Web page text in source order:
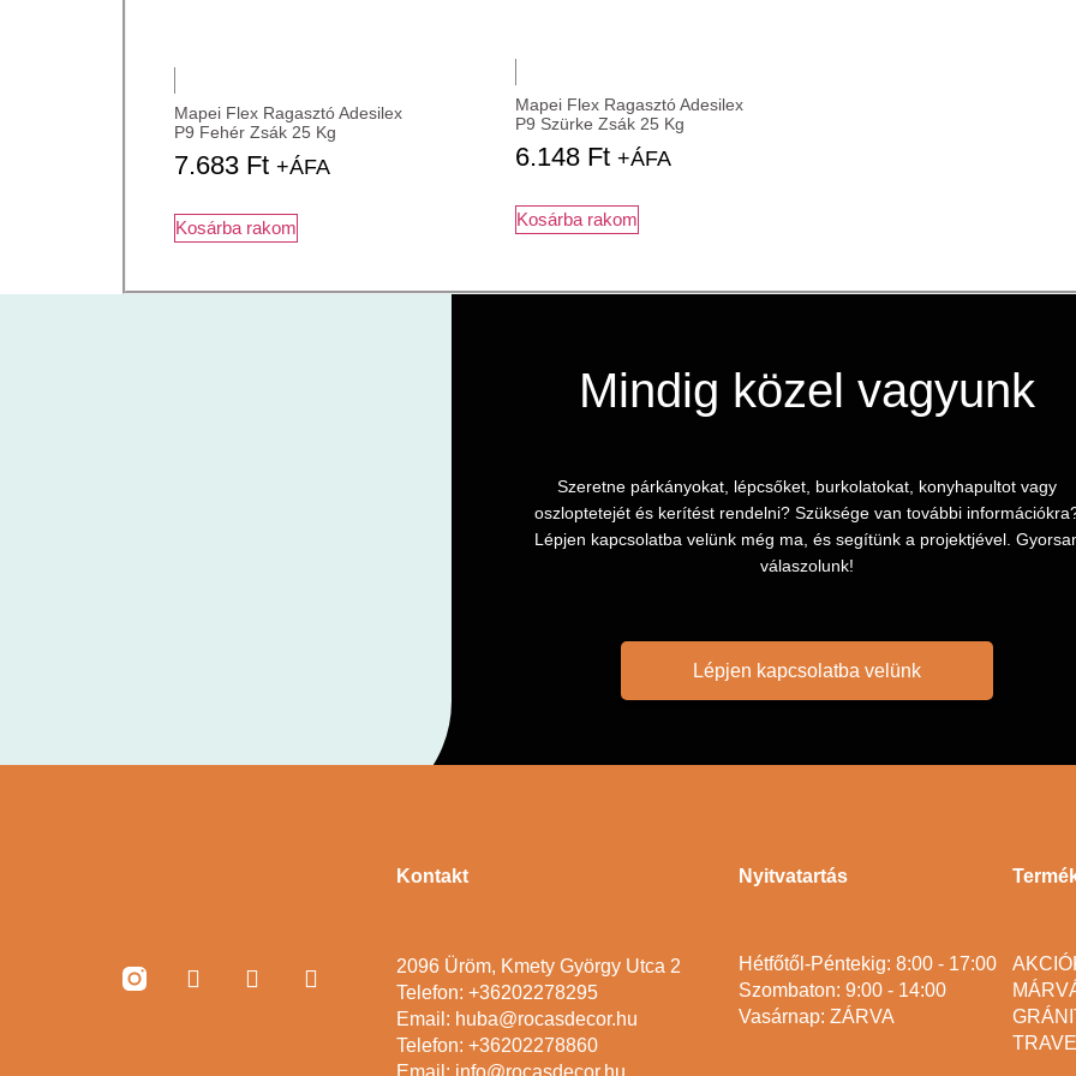
Mapei Flex Ragasztó Adesilex
P9 Fehér Zsák 25 Kg
7.683 Ft +ÁFA
Kosárba rakom
Mapei Flex Ragasztó Adesilex
P9 Szürke Zsák 25 Kg
6.148 Ft +ÁFA
Kosárba rakom
Mindig közel vagyunk
Szeretne párkányokat, lépcsőket, burkolatokat, konyhapultot vagy
oszloptetejét és kerítést rendelni? Szüksége van további
Lépjen kapcsolatba velünk még ma, és segítünk a projektjével.
válaszolunk!
Lépjen kapcsolatba velünk
Kontakt
2096 Üröm, Kmety György Utca 2
Telefon: +36202278295
Email: huba@rocasdecor.hu
Telefon: +36202278860
Nyitvatartás
Hétfőtől-Péntekig: 8:00 - 17:00
Szombaton: 9:00 - 14:00
Vasárnap: ZÁRVA